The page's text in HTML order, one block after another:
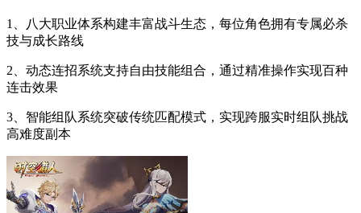
1、八大职业体系构建丰富战斗生态，每位角色拥有专属必杀
技与成长路线
2、动态连招系统支持自由技能组合，通过精准操作实现百种
连击效果
3、智能组队系统突破传统匹配模式，实现跨服实时组队挑战
高难度副本